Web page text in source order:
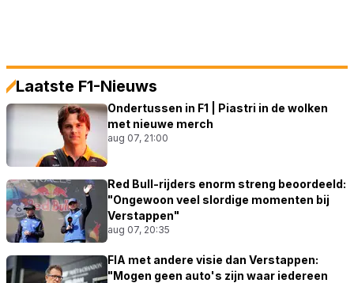
Laatste F1-Nieuws
Ondertussen in F1 | Piastri in de wolken
met nieuwe merch
aug 07, 21:00
Red Bull-rijders enorm streng beoordeeld:
"Ongewoon veel slordige momenten bij
Verstappen"
aug 07, 20:35
FIA met andere visie dan Verstappen:
"Mogen geen auto's zijn waar iedereen